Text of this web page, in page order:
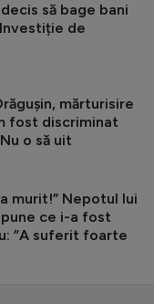
să bage bani
de
mărturisire
fost discriminat
o să uit
murit!” Nepotul lui
ce i-a fost
”A suferit foarte